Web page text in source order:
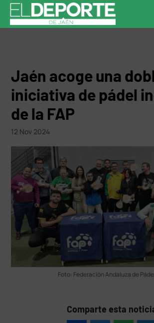
Jaén acoge una
iniciativa de pádel
de la FAP
12 Nov 2024
Foto: Federación Andaluza de
Comparte esta